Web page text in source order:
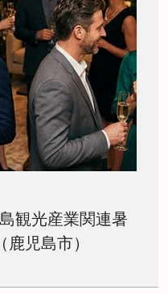
観光産業関連暑
児島市）